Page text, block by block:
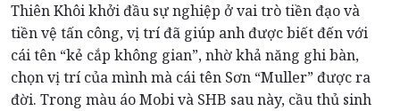
Thiên Khôi khởi đầu sự nghiệp ở vai trò tiền đạo và
tiền vệ tấn công, vị trí đã giúp anh được biết đến với
cái tên “kẻ cắp không gian”, nhờ khả năng ghi bàn,
chọn vị trí của mình mà cái tên Sơn “Muller” được ra
đời. Trong màu áo Mobi và SHB sau này, cầu thủ sinh